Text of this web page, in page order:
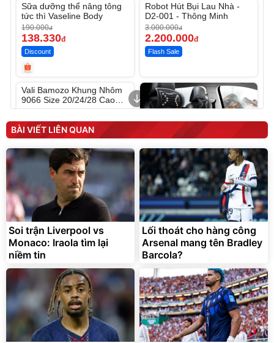
-27%
Sữa dưỡng thể nâng tông
tức thì Vaseline Body
190.000đ
138.330đ
Discount
-26%
Robot Hút Bụi Lau Nhà -
D2-001 - Thông Minh
3.000.000đ
2.200.000đ
Flash Sale
Vali Bamozo Khung Nhôm
9066 Size 20/24/28 Cao
Cấp
1.000.000
825.000đ
Flash Sale
Lót ghế ôtô, nâng lưng
chống nóng giúp thoải mái
trong di chuyển
295.000đ
Đã bán nhiều
BÀI VIẾT LIÊN QUAN
Soi trận Liverpool vs
Monaco: Iraola tìm lại
niềm tin
Lối thoát cho hàng công
Arsenal mang tên Bradley
Barcola?